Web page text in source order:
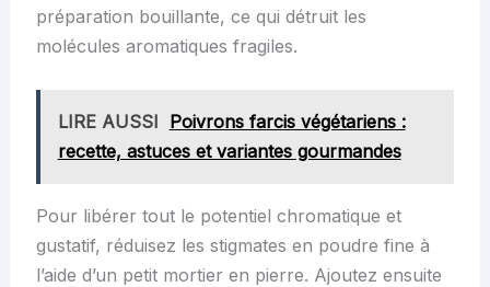
préparation bouillante, ce qui détruit les
molécules aromatiques fragiles.
LIRE AUSSI Poivrons farcis végétariens :
recette, astuces et variantes gourmandes
Pour libérer tout le potentiel chromatique et
gustatif, réduisez les stigmates en poudre fine à
l’aide d’un petit mortier en pierre. Ajoutez ensuite